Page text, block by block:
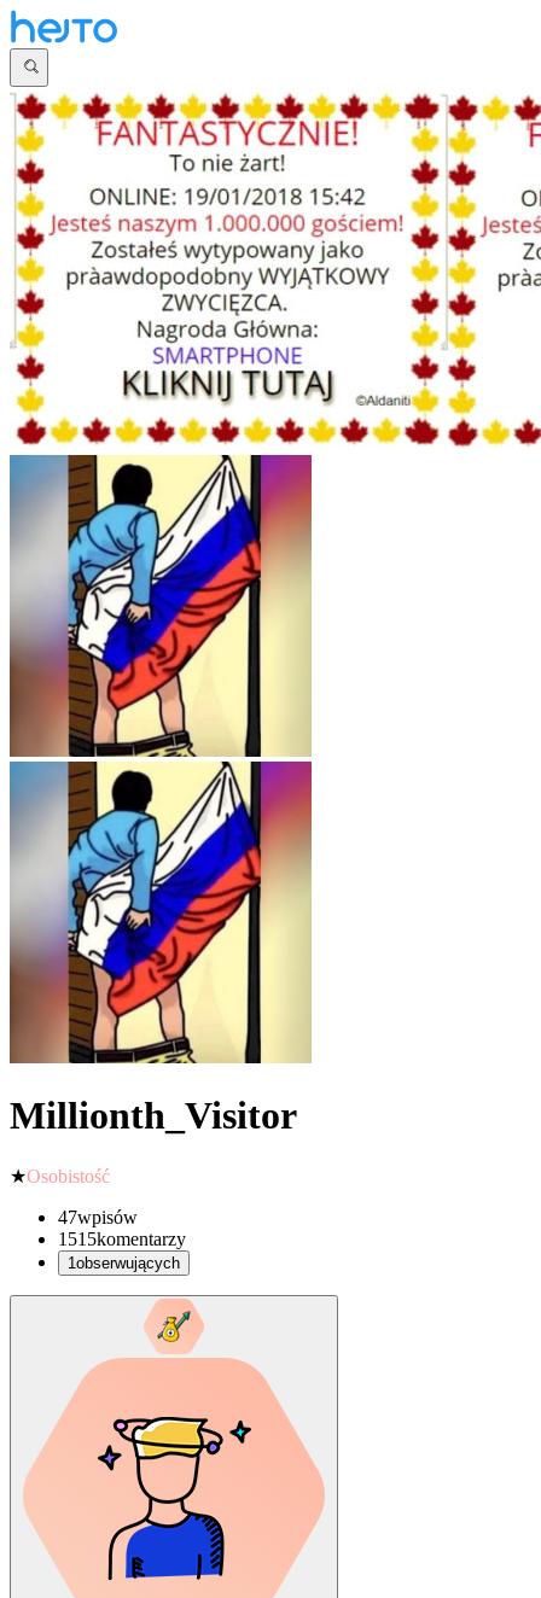
GłównaDyskusje NajnowszeSpołeczności
Zaloguj się
Millionth_Visitor
★Osobistość
47wpisów
1515komentarzy
1 obserwujących